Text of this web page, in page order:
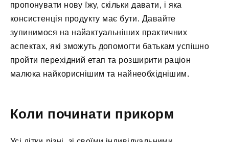
пропонувати нову їжу, скільки давати, і яка
консистенція продукту має бути. Давайте
зупинимося на найактуальніших практичних
аспектах, які зможуть допомогти батькам успішно
пройти перехідний етап та розширити раціон
малюка найкориснішим та найнеобхіднішим.
Коли починати прикорм